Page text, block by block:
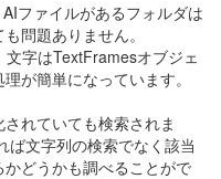
ファイルがあるフォルダは
問題ありません。
字はTextFramesオブジェ
が簡単になっています。
れていても検索されま
ば文字列の検索でなく該当
どうかも調べることがで